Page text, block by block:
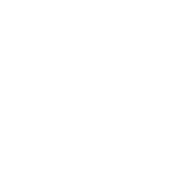
oblíbených hotelů